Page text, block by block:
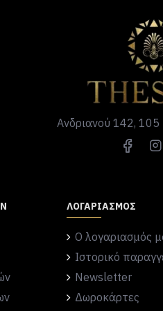
Ανδριανού 142,
ΛΟΓΑΡΙΑΣΜΌΣ
Ο λογαριασμός
Ιστορικό
Newsletter
Δωροκάρτες